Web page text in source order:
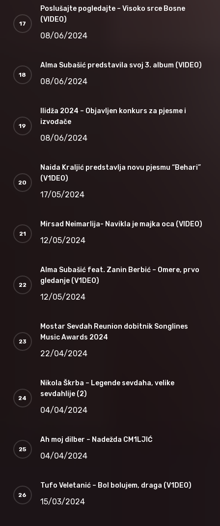
Poslušajte pogledajte – Visoko srce Bosne
(VIDEO)
08/06/2024
Alma Subašić predstavila svoj 3. album (VIDEO)
08/06/2024
Ilidža 2024 – Objavljen konkurs za pjesme i
izvođače
08/06/2024
Naida Kraljić predstavlja novu pjesmu “Behari”
(V1DEO)
17/05/2024
Mirsad Neimarlija- Navikla je majka oca (VIDEO)
12/05/2024
Alma Subašić feat. Zanin Berbić – Omere, prvo
gledanje (V1DEO)
12/05/2024
Mostar Sevdah Reunion dobitnik Songlines
Music Awards 2024
22/04/2024
Nikola Škrba – Legende sevdaha, velike
sevdahlije (2)
04/04/2024
Ah moj dilber – Nadežda CM1LJIĆ
04/04/2024
Tufo Veletanić – Bol bolujem, draga (V1DEO)
15/03/2024